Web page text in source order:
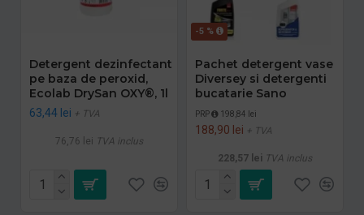
Detergent dezinfectant
pe baza de peroxid,
Ecolab DrySan OXY®, 1l
63,44 lei + TVA
76,76 lei TVA inclus
-5 %
Pachet detergent vase
Diversey si detergenti
bucatarie Sano
PRP 198,84 lei
188,90 lei + TVA
228,57 lei TVA inclus